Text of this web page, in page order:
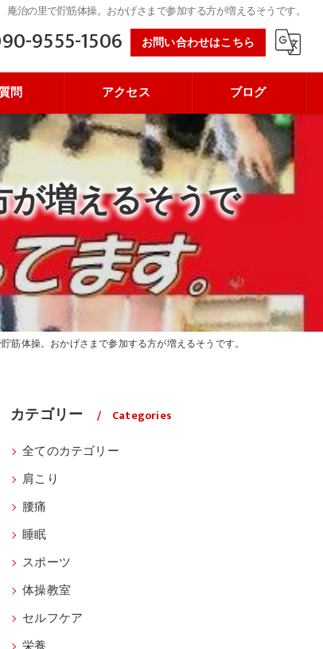
庵治の里で貯筋体操。おかげさまで参加する方が増えるそうです。
9555-1506 お問い合わせはこちら
問 アクセス ブログ
増えるそうで
筋体操。おかげさまで参加する方が増えるそうです。
カテゴリー Categories
全てのカテゴリー
肩こり
腰痛
睡眠
スポーツ
体操教室
セルフケア